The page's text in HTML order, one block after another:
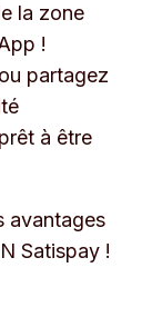
la zone
!
partagez
à être
avantages
Satispay !